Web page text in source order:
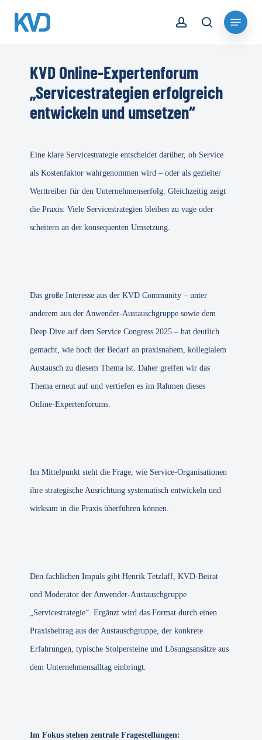
search
Menu
KVD Online-Expertenforum
„Servicestrategien erfolgreich
entwickeln und umsetzen“
Eine klare Servicestrategie entscheidet darüber, ob Service
als Kostenfaktor wahrgenommen wird – oder als gezielter
Werttreiber für den Unternehmenserfolg. Gleichzeitig zeigt
die Praxis: Viele Servicestrategien bleiben zu vage oder
scheitern an der konsequenten Umsetzung.
Das große Interesse aus der KVD Community – unter
anderem aus der Anwender-Austauschgruppe sowie dem
Deep Dive auf dem Service Congress 2025 – hat deutlich
gemacht, wie hoch der Bedarf an praxisnahem, kollegialem
Austausch zu diesem Thema ist. Daher greifen wir das
Thema erneut auf und vertiefen es im Rahmen dieses
Online-Expertenforums.
Im Mittelpunkt steht die Frage, wie Service-Organisationen
ihre strategische Ausrichtung systematisch entwickeln und
wirksam in die Praxis überführen können.
Den fachlichen Impuls gibt Henrik Tetzlaff, KVD-Beirat
und Moderator der Anwender-Austauschgruppe
„Servicestrategie“. Ergänzt wird das Format durch einen
Praxisbeitrag aus der Austauschgruppe, der konkrete
Erfahrungen, typische Stolpersteine und Lösungsansätze aus
dem Unternehmensalltag einbringt.
Im Fokus stehen zentrale Fragestellungen:
Close